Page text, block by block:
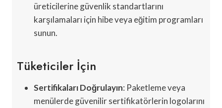
üreticilerine güvenlik standartlarını
karşılamaları için hibe veya eğitim programları
sunun.
Tüketiciler İçin
Sertifikaları Doğrulayın: Paketleme veya
menülerde güvenilir sertifikatörlerin logolarını